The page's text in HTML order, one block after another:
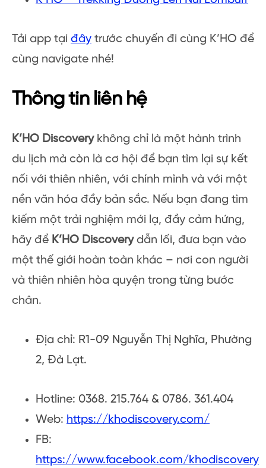
Tải app tại đây trước chuyến đi cùng K’HO để
cùng navigate nhé!
Thông tin liên hệ
K’HO Discoverykhông chỉ là một hành trình
du lịch mà còn là cơ hội để bạn tìm lại sự kết
nối với thiên nhiên, với chính mình và với một
nền văn hóa đầy bản sắc. Nếu bạn đang tìm
kiếm một trải nghiệm mới lạ, đầy cảm hứng,
hãy để K’HO Discoverydẫn lối, đưa bạn vào
một thế giới hoàn toàn khác – nơi con người
và thiên nhiên hòa quyện trong từng bước
chân.
Địa chỉ: R1-09 Nguyễn Thị Nghĩa, Phường
2, Đà Lạt.
Hotline: 0368. 215.764 & 0786. 361.404
Web: https://khodiscovery.com/
FB:
https://www.facebook.com/khodiscovery